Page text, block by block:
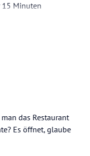
15 Minuten
das Restaurant
Es öffnet, glaube